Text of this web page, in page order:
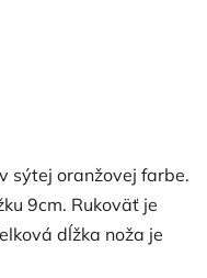
sýtej oranžovej farbe.
9cm. Rukoväť je
dĺžka noža je